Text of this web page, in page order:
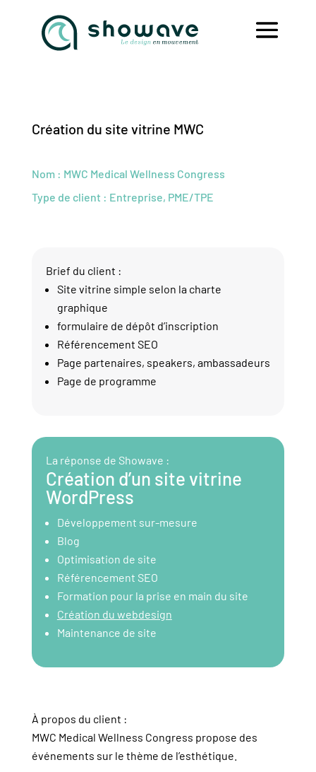
Création du site vitrine MWC
Nom : MWC Medical Wellness Congress
Type de client : Entreprise, PME/TPE
Brief du client :
Site vitrine simple selon la charte
graphique
formulaire de dépôt d’inscription
Référencement SEO
Page partenaires, speakers, ambassadeurs
Page de programme
La réponse de Showave :
Création d’un site vitrine
WordPress
Développement sur-mesure
Blog
Optimisation de site
Référencement SEO
Formation pour la prise en main du site
Création du webdesign
Maintenance de site
À propos du client :
MWC Medical Wellness Congress propose des
événements sur le thème de l’esthétique.